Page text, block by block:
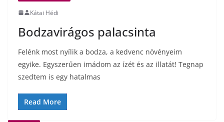
Kátai Hédi
Bodzavirágos palacsinta
Felénk most nyílik a bodza, a kedvenc növényeim
egyike. Egyszerűen imádom az ízét és az illatát! Tegnap
szedtem is egy hatalmas
Read More